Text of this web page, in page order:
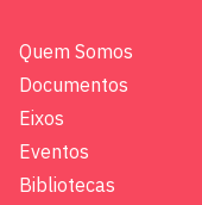
Quem Somos
Documentos
Eixos
Eventos
Bibliotecas